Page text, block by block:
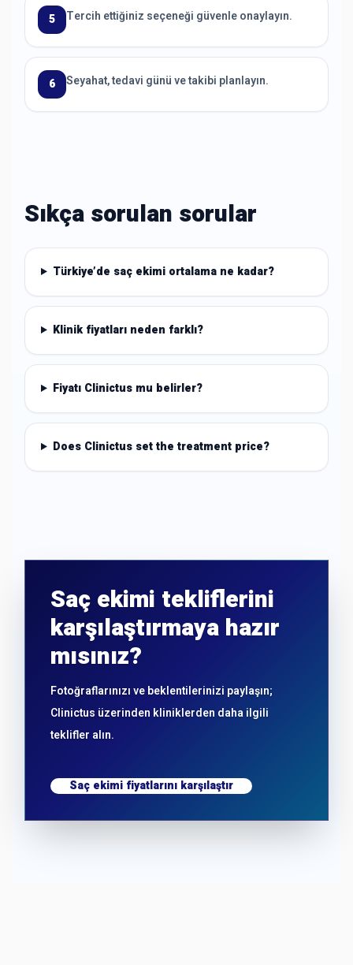
5 Tercih ettiğiniz seçeneği güvenle onaylayın.
6 Seyahat, tedavi günü ve takibi planlayın.
Sıkça sorulan sorular
Türkiye’de saç ekimi ortalama ne kadar?
Klinik fiyatları neden farklı?
Fiyatı Clinictus mu belirler?
Does Clinictus set the treatment price?
Saç ekimi tekliflerini
karşılaştırmaya hazır
mısınız?
Fotoğraflarınızı ve beklentilerinizi paylaşın;
Clinictus üzerinden kliniklerden daha ilgili
teklifler alın.
Saç ekimi fiyatlarını karşılaştır